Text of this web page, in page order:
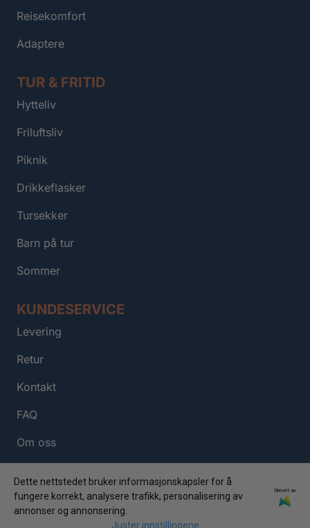
Reisekomfort
Adaptere
TUR & FRITID
Hytteliv
Friluftsliv
Piknik
Drikkeflasker
Tursekker
Barn på tur
Sommer
KUNDESERVICE
Levering
Retur
Kontakt
FAQ
Om oss
Dette nettstedet bruker informasjonskapsler for å
fungere korrekt, analysere trafikk, personalisering av
annonser og annonsering.
Drevet av
Juster innstillingene